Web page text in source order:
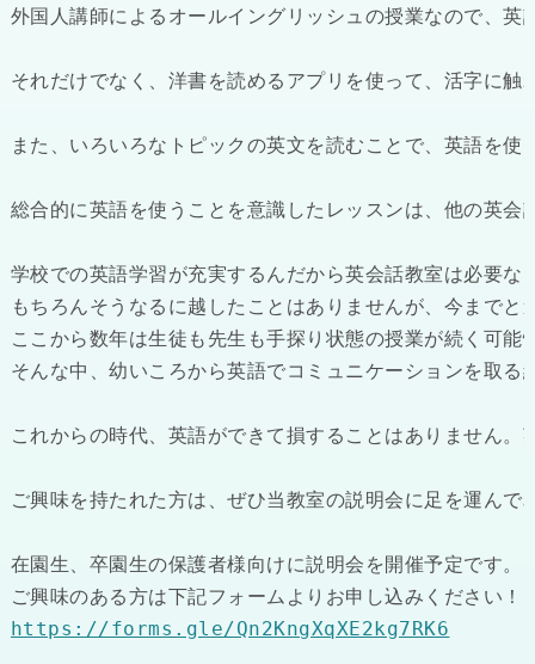
外国人講師によるオールイングリッシュの授業なので、
それだけでなく、洋書を読めるアプリを使って、活字に触
また、いろいろなトピックの英文を読むことで、英語を
総合的に英語を使うことを意識したレッスンは、他の英
学校での英語学習が充実するんだから英会話教室は必要
もちろんそうなるに越したことはありませんが、今まで
ここから数年は生徒も先生も手探り状態の授業が続く可能
そんな中、幼いころから英語でコミュニケーションを取
これからの時代、英語ができて損することはありません
ご興味を持たれた方は、ぜひ当教室の説明会に足を運んで
在園生、卒園生の保護者様向けに説明会を開催予定です。
https://forms.gle/Qn2KngXqXE2kg7RK6